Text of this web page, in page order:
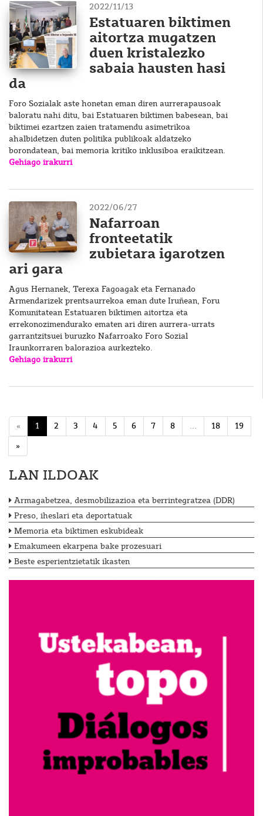
2022/11/13
Estatuaren biktimen
aitortza mugatzen
duen kristalezko
sabaia hausten hasi
da
Foro Sozialak aste honetan eman diren aurrerapausoak
baloratu nahi ditu, bai Estatuaren biktimen babesean, bai
biktimei ezartzen zaien tratamendu asimetrikoa
ahalbidetzen duten politika publikoak aldatzeko
borondatean, bai memoria kritiko inklusiboa eraikitzean.
Gehiago irakurri
2022/06/27
Nafarroan
fronteetatik
zubietara igarotzen
ari gara
Agus Hernanek, Terexa Fagoagak eta Fernanado
Armendarizek prentsaurrekoa eman dute Iruñean, Foru
Komunitatean Estatuaren biktimen aitortza eta
errekonozimendurako ematen ari diren aurrera-urrats
garrantzitsuei buruzko Nafarroako Foro Sozial
Iraunkorraren balorazioa aurkezteko.
Gehiago irakurri
« 1 2 3 4 5 6 7 8 ... 18
19
»
LAN ILDOAK
Armagabetzea, desmobilizazioa eta berrintegratzea (DDR)
Preso, iheslari eta deportatuak
Memoria eta biktimen eskubideak
Emakumeen ekarpena bake prozesuari
Beste esperientzietatik ikasten